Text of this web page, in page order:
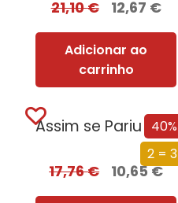
21,10€ 12,67 €
Adicionar ao
carrinho
40%
2 = 3
Assim se Pariu o Brasil
17,76€ 10,65€